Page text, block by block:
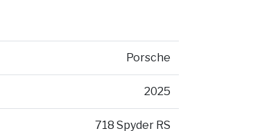
Porsche
2025
718 Spyder RS